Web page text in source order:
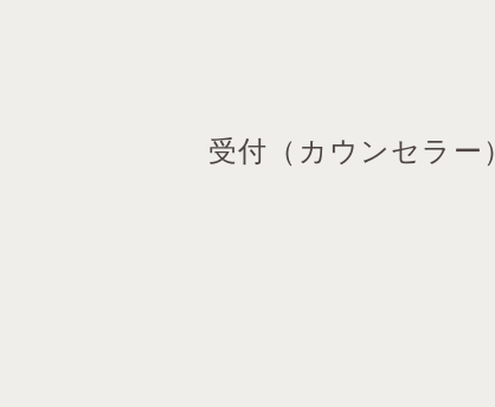
受付（カウンセラー）